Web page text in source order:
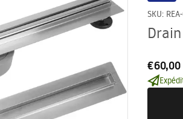
SKU:
€60,00